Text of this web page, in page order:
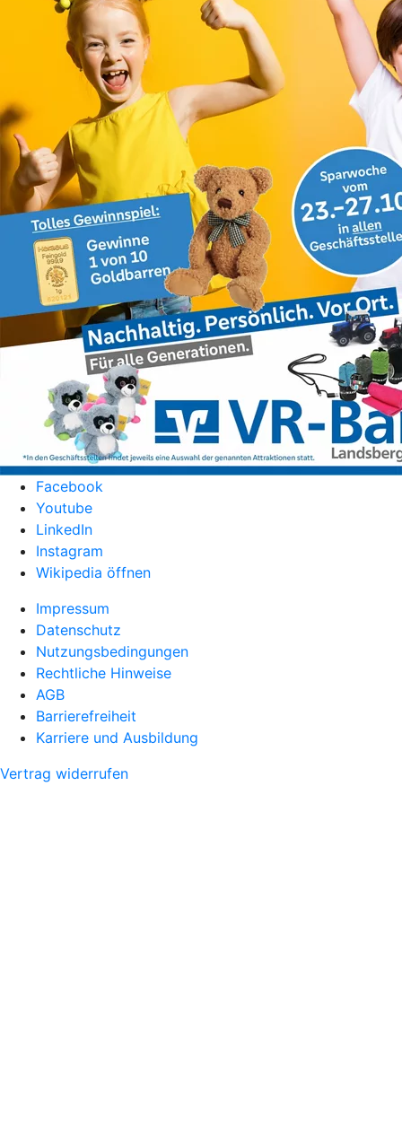
Facebook
Youtube
LinkedIn
Instagram
Wikipedia öffnen
Impressum
Datenschutz
Nutzungsbedingungen
Rechtliche Hinweise
AGB
Barrierefreiheit
Karriere und Ausbildung
Vertrag widerrufen